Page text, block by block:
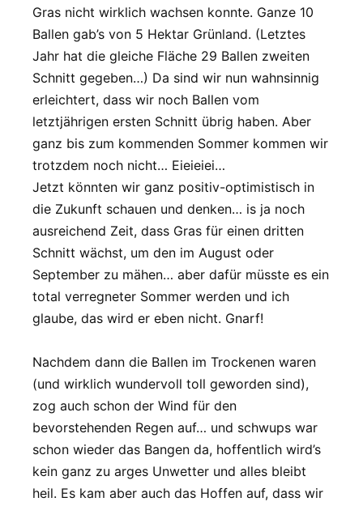
Gras nicht wirklich wachsen konnte. Ganze 10
Ballen gab’s von 5 Hektar Grünland. (Letztes
Jahr hat die gleiche Fläche 29 Ballen zweiten
Schnitt gegeben…) Da sind wir nun wahnsinnig
erleichtert, dass wir noch Ballen vom
letztjährigen ersten Schnitt übrig haben. Aber
ganz bis zum kommenden Sommer kommen wir
trotzdem noch nicht… Eieieiei…
Jetzt könnten wir ganz positiv-optimistisch in
die Zukunft schauen und denken… is ja noch
ausreichend Zeit, dass Gras für einen dritten
Schnitt wächst, um den im August oder
September zu mähen… aber dafür müsste es ein
total verregneter Sommer werden und ich
glaube, das wird er eben nicht. Gnarf!
Nachdem dann die Ballen im Trockenen waren
(und wirklich wundervoll toll geworden sind),
zog auch schon der Wind für den
bevorstehenden Regen auf… und schwups war
schon wieder das Bangen da, hoffentlich wird’s
kein ganz zu arges Unwetter und alles bleibt
heil. Es kam aber auch das Hoffen auf, dass wir